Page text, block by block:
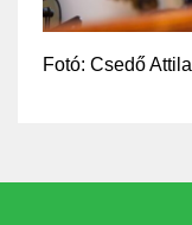
Fotó: Csedő Attila